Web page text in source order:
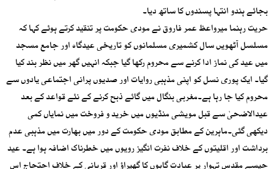
بجائے ہندو انتہا پسندوں کا ساتھ دیا۔
حریت رہنما میرواعظ عمر فاروق نے مودی حکومت پر تنقید کرتے ہوئے کہا کہ
مسلسل آٹھویں سال کشمیری مسلمانوں کو تاریخی عیدگاہ اور جامع مسجد
میں عید کی نماز ادا کرنے سے محروم رکھا گیا جبکہ انہیں گھر میں نظر بند کیا
گیا۔ ایک پوری نسل کو اپنی مذہبی روایات اور صدیوں پرانی اجتماعی یادوں سے
محروم کیا جا رہا ہے۔مغربی بنگال میں گائے ذبح کرنے کے نئے قواعد کے بعد
عیدالاضحیٰ سے قبل مویشی منڈیوں میں خرید و فروخت میں نمایاں کمی
دیکھی گئی۔ماہرین کے مطابق مودی حکومت کے دور میں بھارت میں مذہبی عدم
برداشت اور اقلیتوں کے خلاف نفرت انگیز رویوں میں خطرناک اضافہ ہوا ہے۔ عید